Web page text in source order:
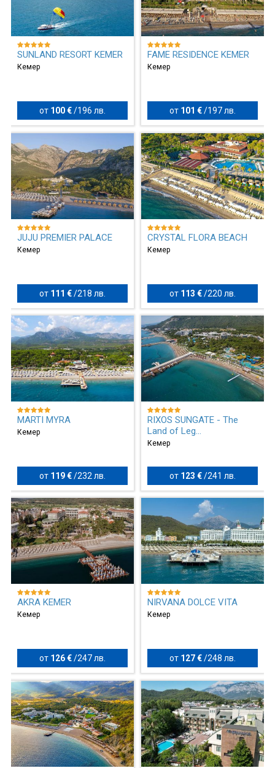
SUNLAND RESORT KEMER
Кемер
от 100 € / 196 лв.
FAME RESIDENCE KEMER
Кемер
от 101 €/ 197 лв.
JUJU PREMIER PALACE
Кемер
от 111 € /218 лв.
CRYSTAL FLORA BEACH
Кемер
от 113 €/220 лв.
MARTI MYRA
Кемер
от 119 € /232 лв.
RIXOS SUNGATE - The
Land of Leg...
Кемер
от 123 €/241 лв.
AKRA KEMER
Кемер
от 126 € /247 лв.
NIRVANA DOLCE VITA
Кемер
от 127 €/248 лв.